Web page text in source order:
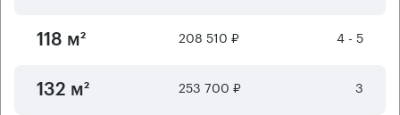
118 м² 208 510 ₽ 4 - 5
132 м² 253 700 ₽ 3